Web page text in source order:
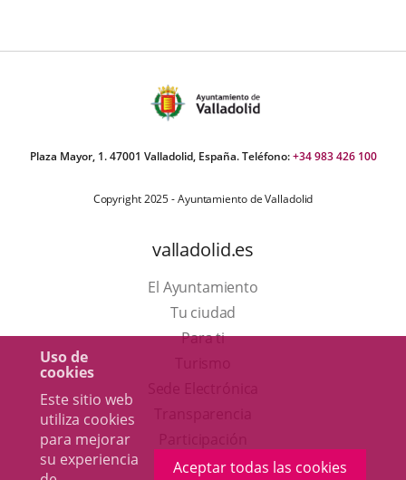
Uso de
cookies
Este sitio web
utiliza cookies
para mejorar
su experiencia
Aceptar todas las cookies
Plaza Mayor, 1. 47001 Valladolid, España. Teléfono:+34 983 426 100
Copyright 2025 - Ayuntamiento de Valladolid
valladolid.es
El Ayuntamiento
Tu ciudad
Para ti
en aplicación